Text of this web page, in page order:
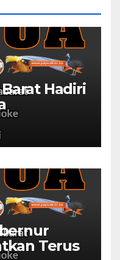
Hadiri
Terus